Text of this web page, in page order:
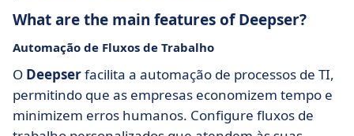
What are the main features of Deepser?
Automação de Fluxos de Trabalho
O Deepserfacilita a automação de processos de TI,
permitindo que as empresas economizem tempo e
minimizem erros humanos. Configure fluxos de